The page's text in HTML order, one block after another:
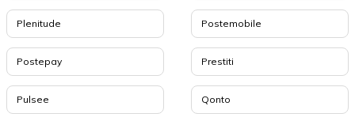
Plenitude Postemobile
Postepay Prestiti
Pulsee Qonto